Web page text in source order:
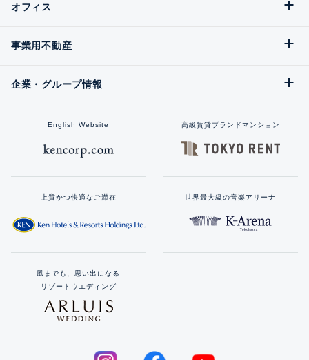
オフィス
事業用不動産
企業・グループ情報
English Website 高級賃貸ブランドマンション
上質かつ快適なご滞在 世界最大級の音楽アリーナ
風までも、思い出になる
リゾートウエディング